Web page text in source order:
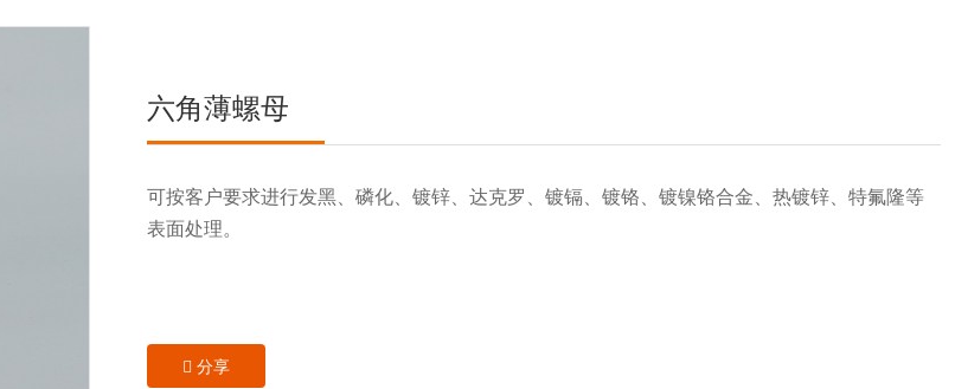
六角薄螺母
可按客户要求进行发黑、磷化、镀锌、达克罗、镀镉、镀铬、镀镍铬合金、热镀锌、特氟隆等
表面处理。
分享